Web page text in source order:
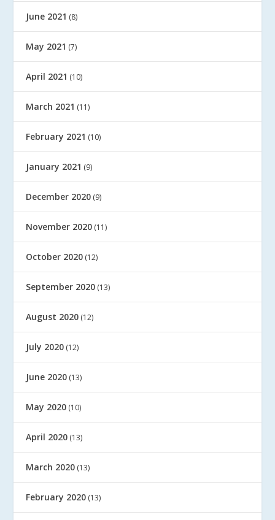
June 2021 (8)
May 2021 (7)
April 2021 (10)
March 2021 (11)
February 2021 (10)
January 2021 (9)
December 2020 (9)
November 2020 (11)
October 2020 (12)
September 2020 (13)
August 2020 (12)
July 2020 (12)
June 2020 (13)
May 2020 (10)
April 2020 (13)
March 2020 (13)
February 2020 (13)